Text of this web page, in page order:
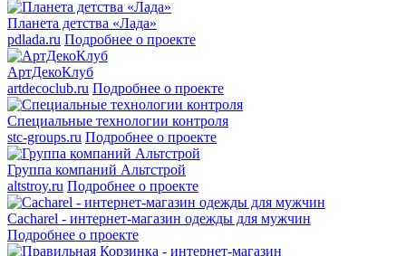
Планета детства «Лада»
pdlada.ru Подробнее о проекте
АртДекоКлуб
artdecoclub.ru Подробнее о проекте
Специальные технологии контроля
stc-groups.ru Подробнее о проекте
Группа компаний Альтстрой
altstroy.ru Подробнее о проекте
Cacharel - интернет-магазин одежды для мужчин
Подробнее о проекте